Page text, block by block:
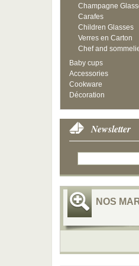
Champagne
Carafes
Children Glasses
Verres en Carton
Chef and
Baby cups
Accessories
Cookware
Décoration
Newsletter
NOS